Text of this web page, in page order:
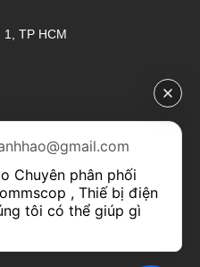
TP HCM
Thạnh, Hồ Chí Minh
nữ vương ,Quận hải Châu-
Chuyên phân phối
, Thiế bị điện
tôi có thể giúp gì